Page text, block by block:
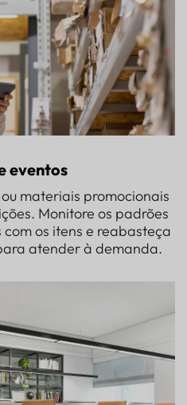
eventos
materiais promocionais
Monitore os padrões
os itens e reabasteça
atender à demanda.